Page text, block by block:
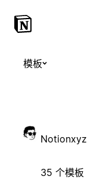
模板
Notionxyz
35 个模板